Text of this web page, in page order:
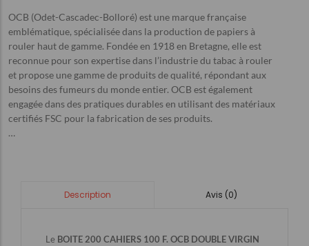
OCB (Odet-Cascadec-Bolloré) est une marque française
emblématique, spécialisée dans la production de papiers à
rouler haut de gamme. Fondée en 1918 en Bretagne, elle est
reconnue pour son expertise dans l’industrie du tabac à rouler
et propose une gamme de produits de qualité, répondant aux
besoins des fumeurs du monde entier. OCB est également
engagée dans des pratiques durables en utilisant des matériaux
certifiés FSC pour la fabrication de ses produits.
…
Description Avis (0)
Le BOITE 200 CAHIERS 100 F. OCB DOUBLE VIRGIN